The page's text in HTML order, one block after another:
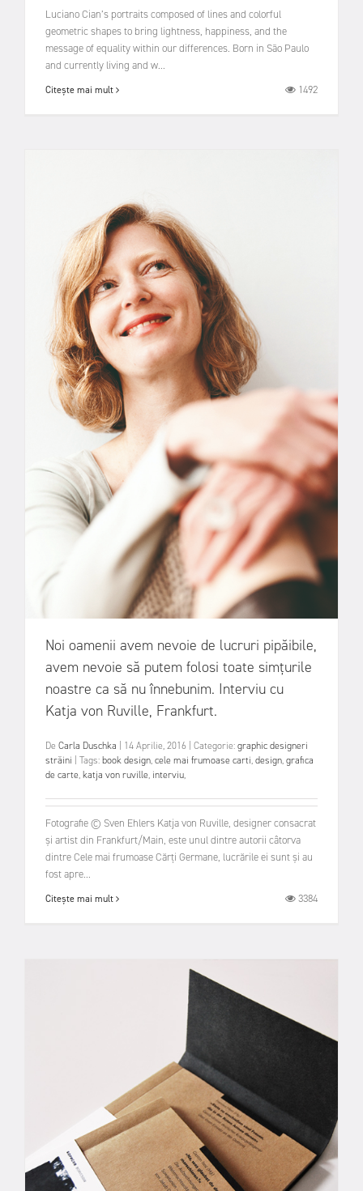
Luciano Cian’s portraits composed of lines and colorful
geometric shapes to bring lightness, happiness, and the
message of equality within our differences. Born in São Paulo
and currently living and w...
Citește mai mult 1492
Noi oamenii avem nevoie de lucruri pipăibile,
avem nevoie să putem folosi toate simțurile
noastre ca să nu înnebunim. Interviu cu
Katja von Ruville, Frankfurt.
De Carla Duschka 14 Aprilie, 2016 Categorie:graphic designeri
străini
Tags:book design,cele mai frumoase carti,design,grafica
de carte,katja von ruville, interviu,
Fotografie © Sven Ehlers Katja von Ruville, designer consacrat
și artist din Frankfurt/Main, este unul dintre autorii câtorva
dintre Cele mai frumoase Cărți Germane, lucrările ei sunt și au
fost apre...
Citește mai mult 3384